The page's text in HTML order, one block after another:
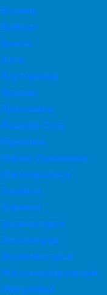
Вязьма
Выборг
Выкса
Ялта
Ялуторовск
Ярцево
Ярославль
Йошкар-Ола
Юрюзань
Южно-Сахалинск
Южноуральск
Зарайск
Заринск
Зеленогорск
Зеленоград
Железногорск
Железнодорожный
Жигулевск